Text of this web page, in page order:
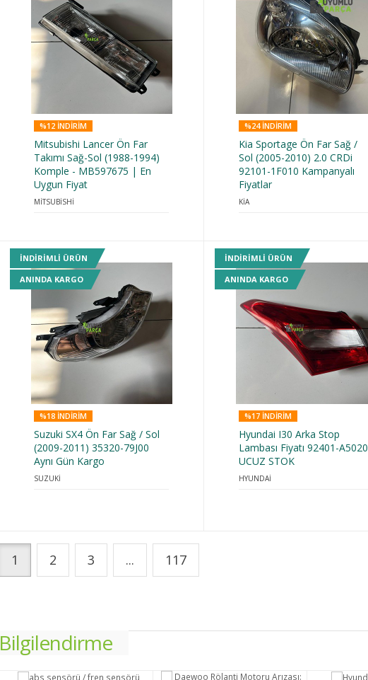
%12 INDIRIM
Mitsubishi Lancer Ön Far
Takımı Sağ-Sol (1988-1994)
Komple - MB597675 | En
Uygun Fiyat
MİTSUBİSHİ
%24 INDIRIM
Kia Sportage Ön Far Sağ /
Sol (2005-2010) 2.0 CRDi
92101-1F010 Kampanyalı
Fiyatlar
KİA
INDIRIMLI ÜRÜN
ANINDA KARGO
%18 INDIRIM
Suzuki SX4 Ön Far Sağ / Sol
(2009-2011) 35320-79J00
Aynı Gün Kargo
SUZUKİ
INDIRIMLI ÜRÜN
ANINDA KARGO
%17 INDIRIM
Hyundai I30 Arka Stop
Lambası Fiyatı 92401-A5020
UCUZ STOK
HYUNDAİ
1 2 3 ... 117
Bilgilendirme